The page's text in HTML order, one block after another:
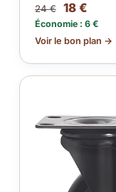
24 € 18 €
Économie : 6 €
Voir le bon plan →